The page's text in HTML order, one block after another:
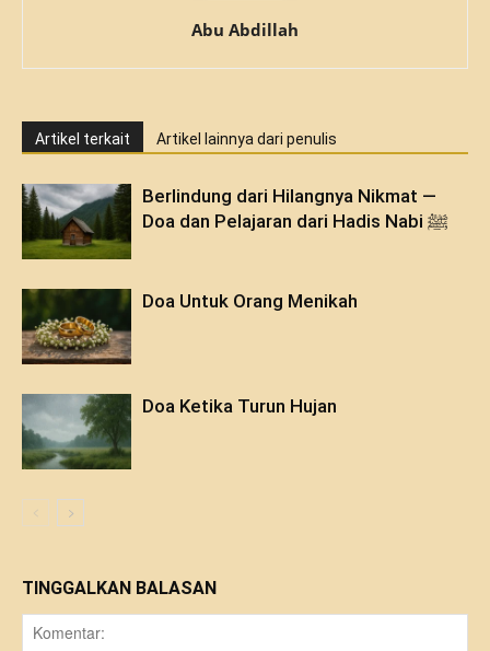
Abu Abdillah
Artikel terkait Artikel lainnya dari penulis
Berlindung dari Hilangnya Nikmat —
Doa dan Pelajaran dari Hadis Nabi ﷺ
Doa Untuk Orang Menikah
Doa Ketika Turun Hujan
TINGGALKAN BALASAN